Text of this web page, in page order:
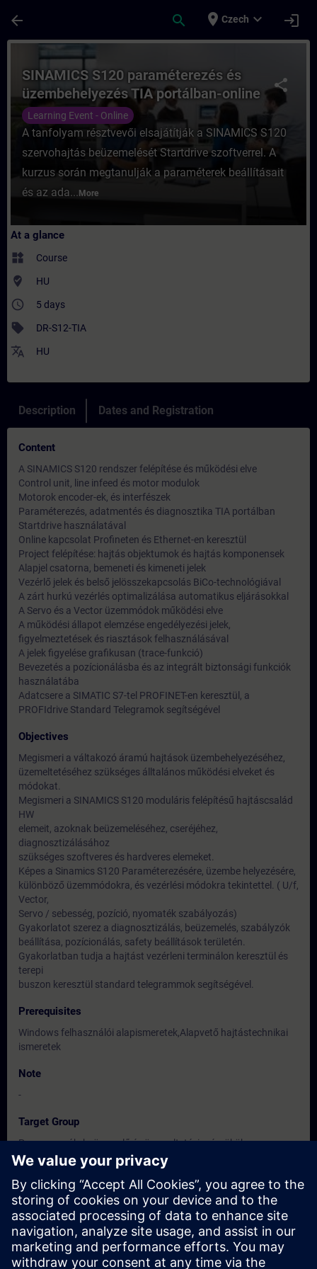
arrow_back search place Czech expand_more login
Course - SINAMICS S120
share
SINAMICS S120 paraméterezés és
üzembehelyezés TIA portálban-online
Learning Event - Online
A tanfolyam résztvevői elsajátítják a SINAMICS S120
szervohajtás beüzemelését Startdrive szoftverrel. A
kurzus során megtanulják a paraméterek beállításait
és az ada... More
At a glance
widgets Course
where_to_vote HU
access_time 5 days
sell DR-S12-TIA
translate HU
Description Dates and Registration
Content
A SINAMICS S120 rendszer felépítése és működési elve
Control unit, line infeed és motor modulok
Motorok encoder-ek, és interfészek
Paraméterezés, adatmentés és diagnosztika TIA portálban
Startdrive használatával
Online kapcsolat Profineten és Ethernet-en keresztül
Project felépítése: hajtás objektumok és hajtás komponensek
Alapjel csatorna, bemeneti és kimeneti jelek
Vezérlő jelek és belső jelösszekapcsolás BiCo-technológiával
A zárt hurkú vezérlés optimalizálása automatikus eljárásokkal
A Servo és a Vector üzemmódok működési elve
A működési állapot elemzése engedélyezési jelek,
figyelmeztetések és riasztások felhasználásával
A jelek figyelése grafikusan (trace-funkció)
Bevezetés a pozícionálásba és az integrált biztonsági funkciók
használatába
Adatcsere a SIMATIC S7-tel PROFINET-en keresztül, a
PROFIdrive Standard Telegramok segítségével
Objectives
Megismeri a váltakozó áramú hajtások üzembehelyezéséhez,
üzemeltetéséhez szükséges álltalános működési elveket és
módokat.
Megismeri a SINAMICS S120 moduláris felépítésű hajtáscsalád
HW
elemeit, azoknak beüzemeléséhez, cseréjéhez,
diagnosztizálásához
szükséges szoftveres és hardveres elemeket.
Képes a Sinamics S120 Paraméterezésére, üzembe helyezésére,
különböző üzemmódokra, és vezérlési módokra tekintettel. ( U/f,
Vector,
Servo / sebesség, pozíció, nyomaték szabályozás)
Gyakorlatot szerez a diagnosztizálás, beüzemelés, szabályzók
beállítása, pozícionálás, safety beállítások területén.
Gyakorlatban tudja a hajtást vezérleni terminálon keresztül és
terepi
buszon keresztül standard telegrammok segítségével.
Prerequisites
Windows felhasználói alapismeretek,Alapvető hajtástechnikai
ismeretek
Note
-
Target Group
Programozók, beüzemelő és üzemeltetési mérnökök,
karbantartó és szervizszakemberek.
Dates And Registration
Currently, no events available
Add yourself to the course request list and you will be notified